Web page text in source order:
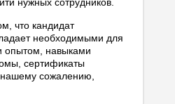
что кандидат
необходимыми для
опытом, навыками
сертификаты
сожалению,